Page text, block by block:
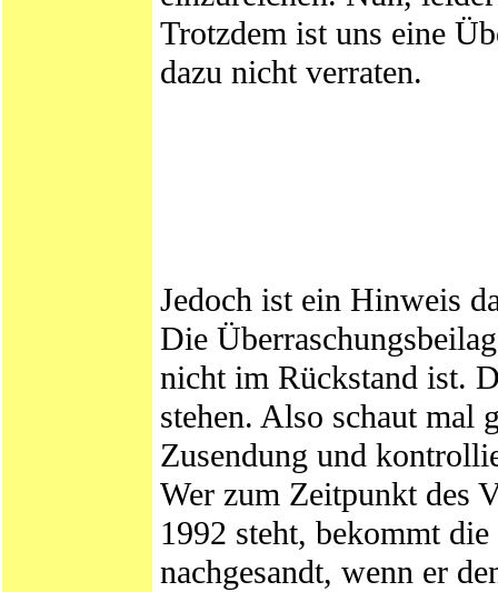
Trotzdem ist uns eine
dazu nicht verraten.
Jedoch ist ein Hinweis
Die
nicht im Rückstand ist.
stehen. Also schaut mal
Zusendung und
Wer zum Zeitpunkt des
1992 steht, bekommt
nachgesandt, wenn er